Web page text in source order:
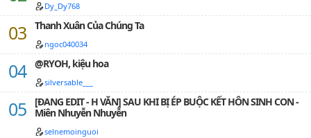
Quỷ súc hiệu trưởng VS Giáo viên mỹ nữTG06: Hầu gia
tàn nhẫn VS Mẹ kế xinh đẹpTG07: Vương gia hoa tâm
VS Hoa khôi thanh lâu TG08: Giáo thảo cao lãnh VS Hoa
hậu giảng đường dâm đãngTG09: Thiếu tướng lãnh
khốc VS Sĩ quan phụ tá kiều mịTG10: Si cuồng kiếm
thánh VS Thê tử vị vắng vẻPhiên ngoại: Thoái khỏi hệ
thống, cuộc sống mới---------------------Đây là truyện lần
đầu mình edit và edit dựa trên bản convert nên chỉ
đúng 70-80% so với nguyên tác, mong mn thông cảm
nha!…
Dy_Dy768
Thanh Xuân Của Chúng Ta
ngoc040034
@RYOH, kiệu hoa
silversable___
[ĐANG EDIT - H VĂN] SAU KHI BỊ ÉP BUỘC KẾT HÔN SINH CON -
Miên Nhuyễn Nhuyễn
selnemoinguoi